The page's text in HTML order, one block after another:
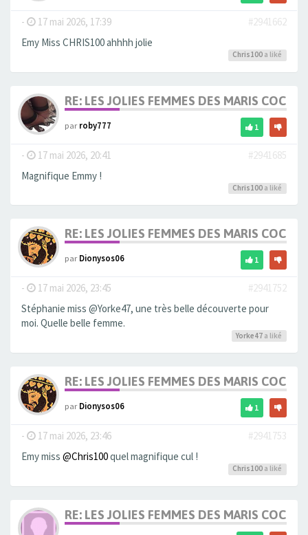
- 17 mai 2026, 17:39
#2941662
Emy Miss CHRIS100 ahhhh jolie
Chris100 a liké
RE: LES JOLIES FEMMES DES MARIS COCUS
parroby777 1
- 17 mai 2026, 20:41
#2941685
Magnifique Emmy !
Chris100 a liké
RE: LES JOLIES FEMMES DES MARIS COCUS
parDionysos06 1
- 17 mai 2026, 23:45
#2941752
Stéphanie miss @Yorke47, une très belle découverte pour
moi. Quelle belle femme.
Yorke47 a liké
RE: LES JOLIES FEMMES DES MARIS COCUS
parDionysos06 1
- 17 mai 2026, 23:46
#2941753
Emy miss @Chris100quel magnifique cul !
Chris100 a liké
RE: LES JOLIES FEMMES DES MARIS COCUS